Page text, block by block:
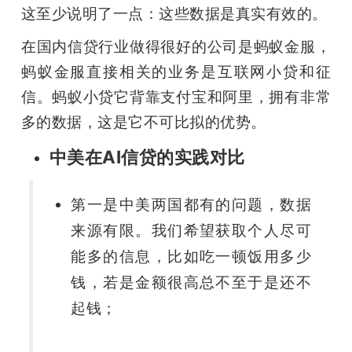
这至少说明了一点：这些数据是真实有效的。
在国内信贷行业做得很好的公司是蚂蚁金服，
蚂蚁金服直接相关的业务是互联网小贷和征
信。蚂蚁小贷它背靠支付宝和阿里，拥有非常
多的数据，这是它不可比拟的优势。
中美在AI信贷的实践对比
第一是中美两国都有的问题，数据
来源有限。我们希望获取个人尽可
能多的信息，比如吃一顿饭用多少
钱，若是金额很高总不至于是还不
起钱；